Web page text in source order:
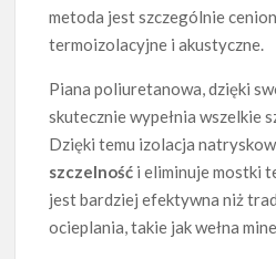
metoda jest szczególnie
termoizolacyjne i akustyczne.
Piana poliuretanowa, dzięki
skutecznie wypełnia wszelkie
Dzięki temu izolacja
szczelność i eliminuje mostki
jest bardziej efektywna niż
ocieplania, takie jak wełna